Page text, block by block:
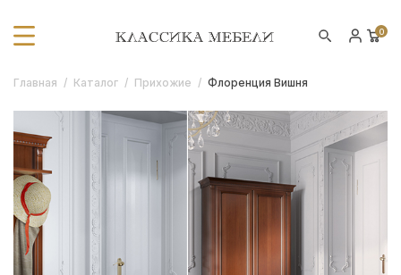
0
Главная / Каталог / Прихожие / Флоренция Вишня